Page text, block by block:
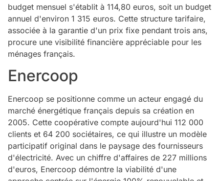
budget mensuel s'établit à 114,80 euros, soit un budget
annuel d'environ 1 315 euros. Cette structure tarifaire,
associée à la garantie d'un prix fixe pendant trois ans,
procure une visibilité financière appréciable pour les
ménages français.
Enercoop
Enercoop se positionne comme un acteur engagé du
marché énergétique français depuis sa création en
2005. Cette coopérative compte aujourd'hui 112 000
clients et 64 200 sociétaires, ce qui illustre un modèle
participatif original dans le paysage des fournisseurs
d'électricité. Avec un chiffre d'affaires de 227 millions
d'euros, Enercoop démontre la viabilité d'une